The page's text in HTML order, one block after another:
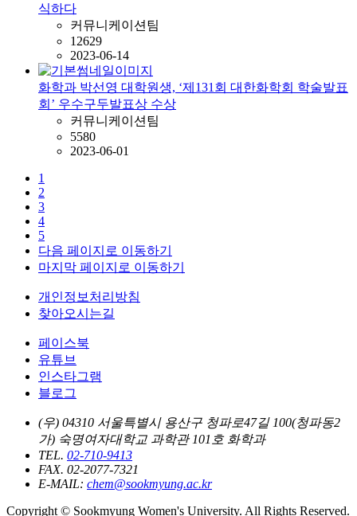
식하다
커뮤니케이션팀
12629
2023-06-14
화학과 박선영 대학원생, ‘제131회 대한화학회 학술발표
회’ 우수구두발표상 수상
커뮤니케이션팀
5580
2023-06-01
1
2
3
4
5
다음 페이지로 이동하기
마지막 페이지로 이동하기
개인정보처리방침
찾아오시는길
페이스북
유튜브
인스타그램
블로그
(우) 04310 서울특별시 용산구 청파로47길 100(청파동2
가) 숙명여자대학교 과학관 101호 화학과
TEL. 02-710-9413
FAX. 02-2077-7321
E-MAIL: chem@sookmyung.ac.kr
Copyright © Sookmyung Women's University. All Rights Reserved.